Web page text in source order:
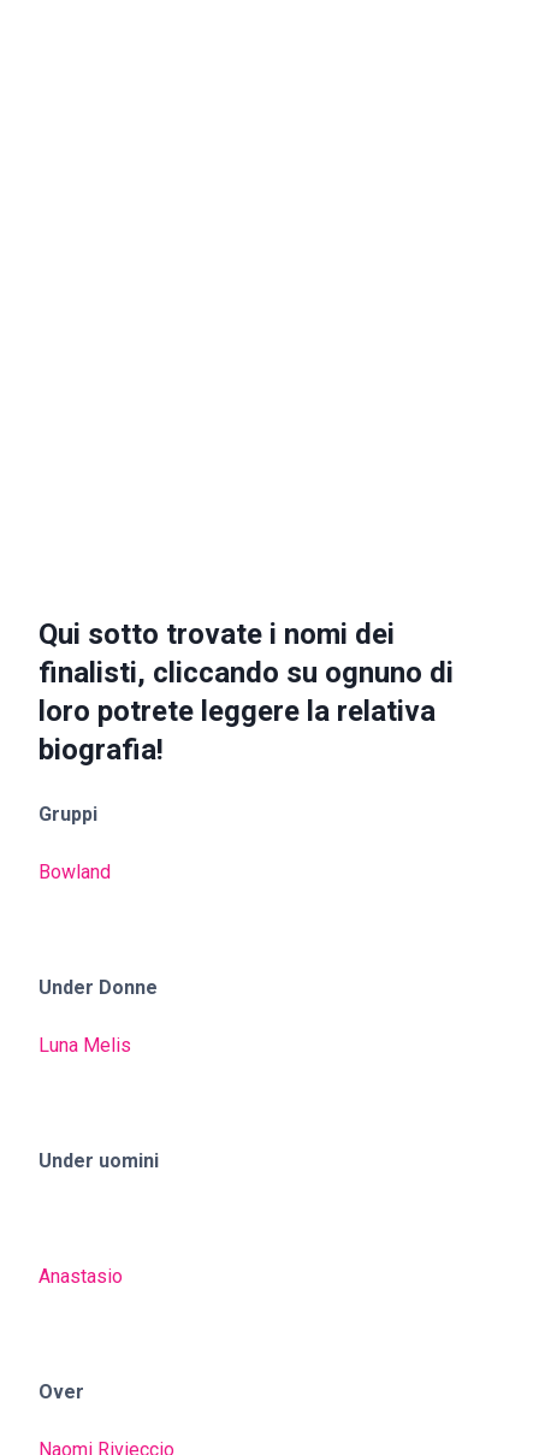
Qui sotto trovate i nomi dei
finalisti, cliccando su ognuno di
loro potrete leggere la relativa
biografia!
Gruppi
Bowland
Under Donne
Luna Melis
Under uomini
Anastasio
Over
Naomi Rivieccio